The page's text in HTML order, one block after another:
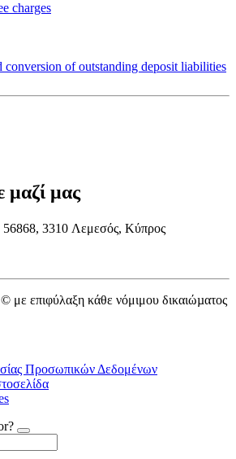
charges
conversion of outstanding deposit liabilities
μαζί μας
3310 Λεμεσός, Κύπρος
επιφύλαξη κάθε νόμιμου δικαιώµατος
Προσωπικών Δεδομένων